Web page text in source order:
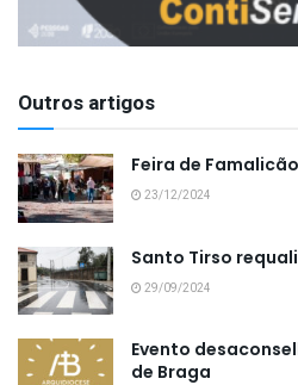
Outros artigos
Feira de Famalicão
23/12/2024
Santo Tirso
29/09/2024
Evento
de Braga